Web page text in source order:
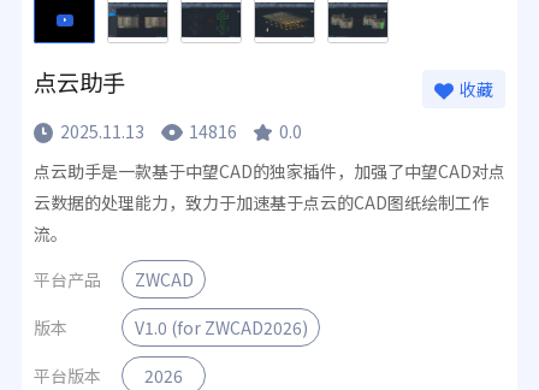
点云助手
收藏
2025.11.13
14816
0.0
点云助手是一款基于中望CAD的独家插件，加强了中望CAD对点
云数据的处理能力，致力于加速基于点云的CAD图纸绘制工作
流。
平台产品
ZWCAD
版本
V1.0 (for ZWCAD2026)
平台版本
2026